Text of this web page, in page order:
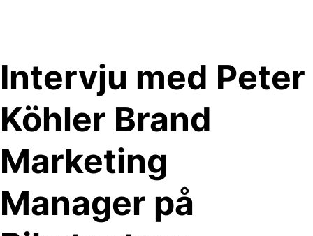
Intervju med Peter
Köhler Brand
Marketing
Manager på